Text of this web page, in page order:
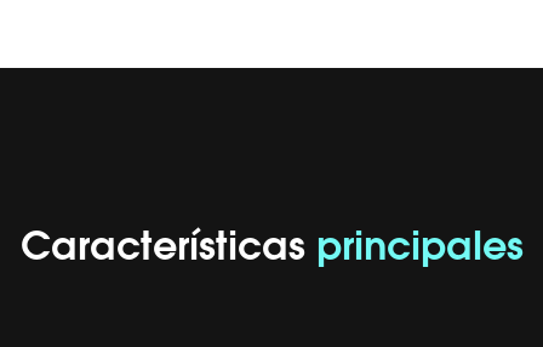
Características principales